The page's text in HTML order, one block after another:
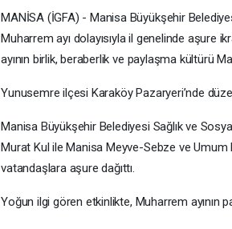
MANİSA (İGFA) - Manisa Büyükşehir
Muharrem ayı dolayısıyla il genelinde aşure
ayının birlik, beraberlik ve paylaşma kültürü
Yunusemre ilçesi Karaköy Pazaryeri’nde
Manisa Büyükşehir Belediyesi Sağlık ve
Murat Kul ile Manisa Meyve-Sebze ve Umum
vatandaşlara aşure dağıttı.
Yoğun ilgi gören etkinlikte, Muharrem ayının